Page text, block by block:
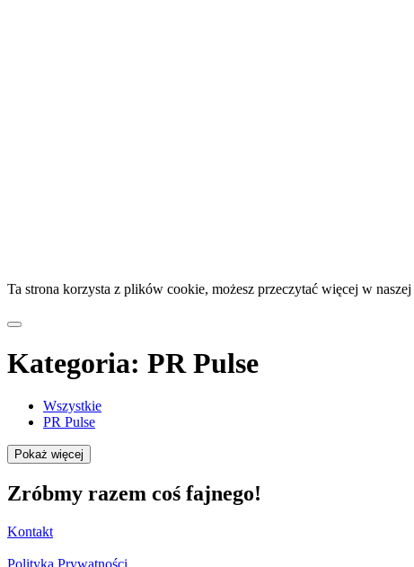
Ta strona korzysta z plików cookie, możesz przeczytać więcej w naszej
Kategoria: PR Pulse
Wszystkie
PR Pulse
Pokaż więcej
Zróbmy razem coś fajnego!
Kontakt